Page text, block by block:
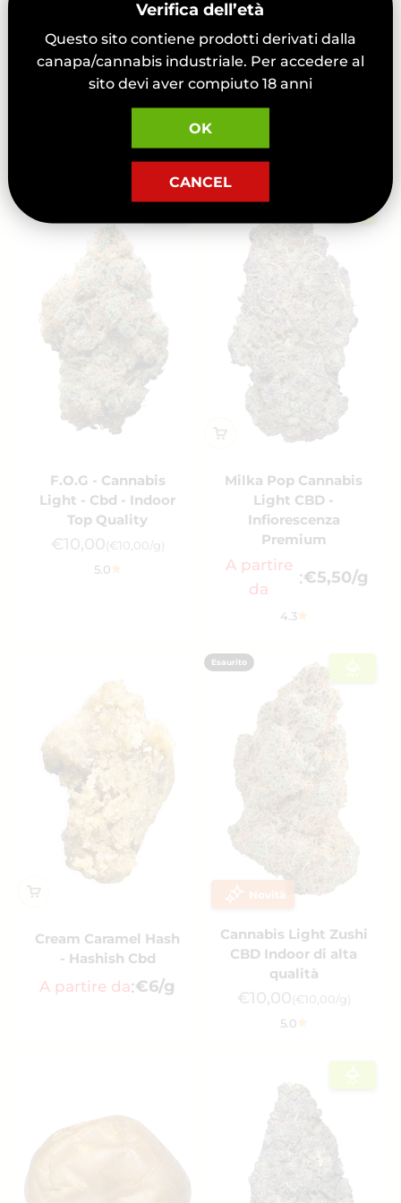
con Alto Contenuto
di CBD Filtrato
A partire
Amnesia Haze CBD -
Cannabis Legale
F.O.G - Cannabis
Light - Cbd - Indoor
Top Quality
Prezzo scontato
€10,00(€10,00/g)
5.0
Milka Pop Cannabis
Light CBD -
Infiorescenza
Premium
A partire
da
:€5,50/g
4.3
Cream Caramel Hash
- Hashish Cbd
A partire da:€6/g
Esaurito
Novità
Cannabis Light Zushi
CBD Indoor di alta
qualità
Prezzo scontato
€10,00(€10,00/g)
5.0
Verifica dell’età
Questo sito contiene prodotti derivati dalla
canapa/cannabis industriale. Per accedere al
sito devi aver compiuto 18 anni
OK
CANCEL